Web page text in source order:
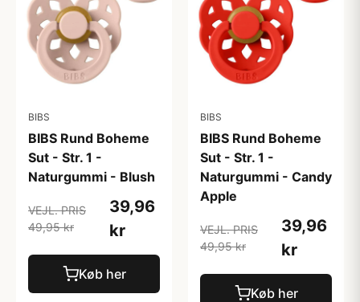
BIBS
BIBS Rund Boheme
Sut - Str. 1 -
Naturgummi - Blush
VEJL. PRIS
49,95 kr
39,96
kr
Køb her
BIBS
BIBS Rund Boheme
Sut - Str. 1 -
Naturgummi - Candy
Apple
VEJL. PRIS
49,95 kr
39,96
kr
Køb her